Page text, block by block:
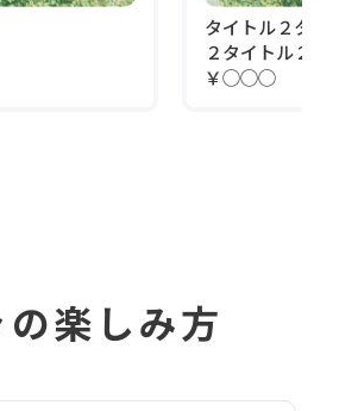
タイトル２タイ
２タイトル２
￥◯◯◯
楽しみ方